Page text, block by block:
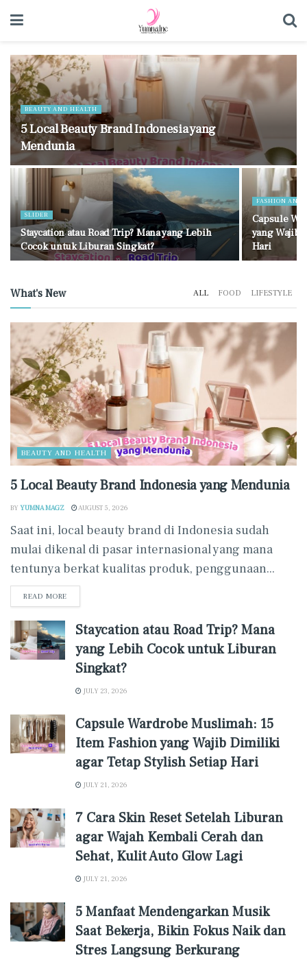
BEAUTY AND HEALTH
5 Local Beauty Brand Indonesia yang
Mendunia
SLIDER
Staycation atau Road Trip? Mana yang Lebih
Cocok untuk Liburan Singkat?
FASHION AND
Capsule
yang Wajib
Hari
What's New ALL FOOD LIFESTYLE
BEAUTY AND HEALTH
5 Local Beauty Brand Indonesia yang Mendunia
BY YUMNA MAGZ AUGUST 5, 2026
Saat ini, local beauty brand di Indonesia sudah
mulai dikenal di pasar internasional yang mana
tentunya berkat kualitas produk, penggunaan...
READ MORE
Staycation atau Road Trip? Mana
yang Lebih Cocok untuk Liburan
Singkat?
JULY 23, 2026
Capsule Wardrobe Muslimah: 15
Item Fashion yang Wajib Dimiliki
agar Tetap Stylish Setiap Hari
JULY 21, 2026
7 Cara Skin Reset Setelah Liburan
agar Wajah Kembali Cerah dan
Sehat, Kulit Auto Glow Lagi
JULY 21, 2026
5 Manfaat Mendengarkan Musik
Saat Bekerja, Bikin Fokus Naik dan
Stres Langsung Berkurang